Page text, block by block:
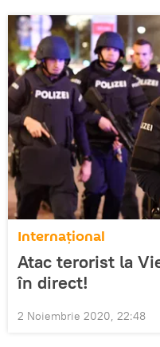
Internaţional
Atac terorist la
în direct!
2 Noiembrie 2020, 22:48